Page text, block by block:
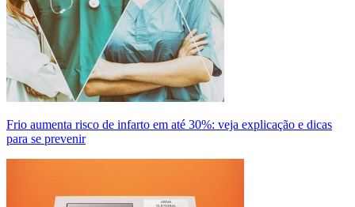
Frio aumenta risco de infarto em até 30%: veja explicação e dicas
para se prevenir